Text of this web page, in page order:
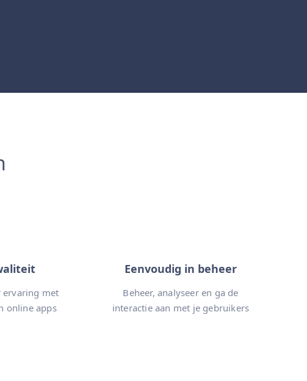
ervaring met
online apps
Eenvoudig in beheer
Beheer, analyseer en ga de
interactie aan met je gebruikers